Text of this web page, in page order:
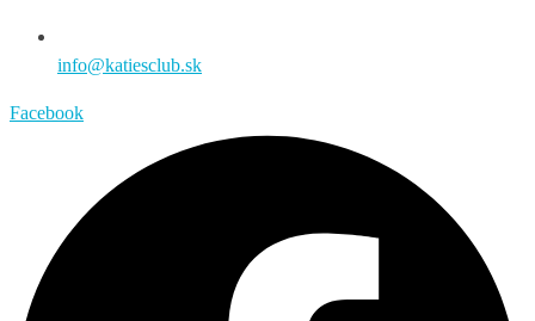
info@katiesclub.sk
Facebook